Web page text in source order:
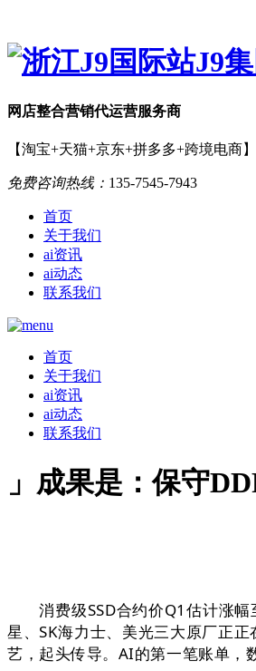
网店整合营销代运营服务商
【淘宝+天猫+京东+拼多多+跨境电商】
免费咨询热线： 135-7545-7943
首页
关于我们
ai资讯
ai动态
联系我们
首页
关于我们
ai资讯
ai动态
联系我们
」成果是：保守
消费级SSD合约价Q1估计涨幅
星、SK海力士、美光三大原厂正
艺，起头传导。AI的第一笔账单，